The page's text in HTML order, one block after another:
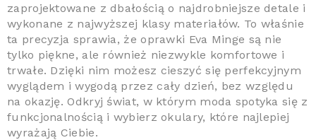
zaprojektowane z dbałością o najdrobniejsze detale i
wykonane z najwyższej klasy materiałów. To właśnie
ta precyzja sprawia, że oprawki Eva Minge są nie
tylko piękne, ale również niezwykle komfortowe i
trwałe. Dzięki nim możesz cieszyć się perfekcyjnym
wyglądem i wygodą przez cały dzień, bez względu
na okazję. Odkryj świat, w którym moda spotyka się z
funkcjonalnością i wybierz okulary, które najlepiej
wyrażają Ciebie.